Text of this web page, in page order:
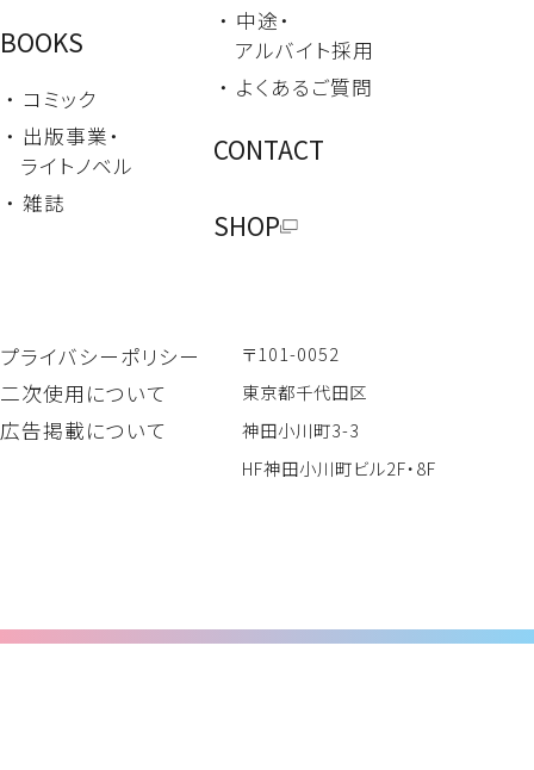
プライバシーポリシー
二次使用について
広告掲載について
〒101-0052
東京都千代田区
神田小川町3-3
HF神田小川町ビル2F・8F
BOOKS
・ コミック
・ 出版事業・
ライトノベル
・ 雑誌
・ 中途・
アルバイト採用
・ よくあるご質問
CONTACT
SHOP